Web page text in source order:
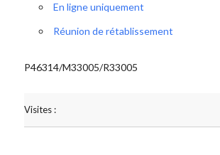
En ligne uniquement
Réunion de rétablissement
P46314/M33005/R33005
Visites :